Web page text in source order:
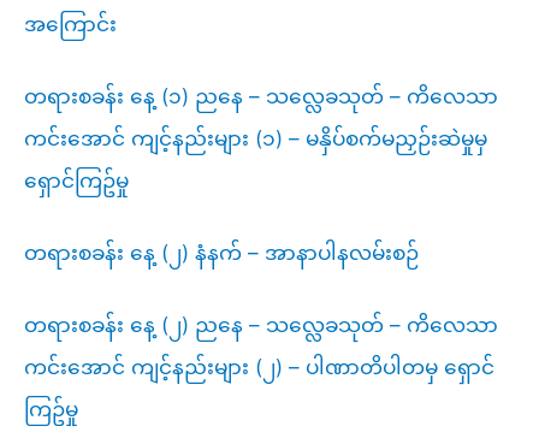
အကြောင်း
တရားစခန်း နေ့ (၁) ညနေ – သလ္လေခသုတ် – ကိလေသာ
ကင်းအောင် ကျင့်နည်းများ (၁) – မနှိပ်စက်မညှဉ်းဆဲမှုမှ
ရှောင်ကြဥ်မှု
တရားစခန်း နေ့ (၂) နံနက် – အာနာပါနလမ်းစဉ်
တရားစခန်း နေ့ (၂) ညနေ – သလ္လေခသုတ် – ကိလေသာ
ကင်းအောင် ကျင့်နည်းများ (၂) – ပါဏာတိပါတမှ ရှောင်
ကြဥ်မှု